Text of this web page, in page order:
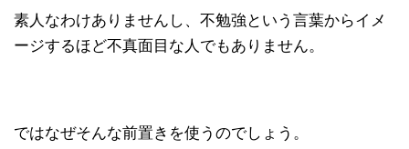
素人なわけありませんし、不勉強という言葉からイメ
ージするほど不真面目な人でもありません。
ではなぜそんな前置きを使うのでしょう。